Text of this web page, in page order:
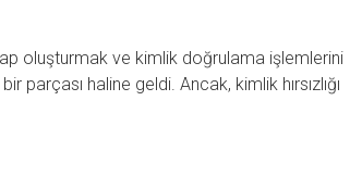
oluşturmak ve kimlik doğrulama işlemlerini
haline geldi. Ancak, kimlik hırsızlığı